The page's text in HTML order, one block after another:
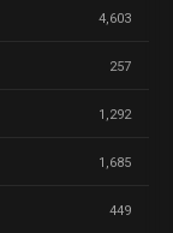
4,603
257
1,292
1,685
449